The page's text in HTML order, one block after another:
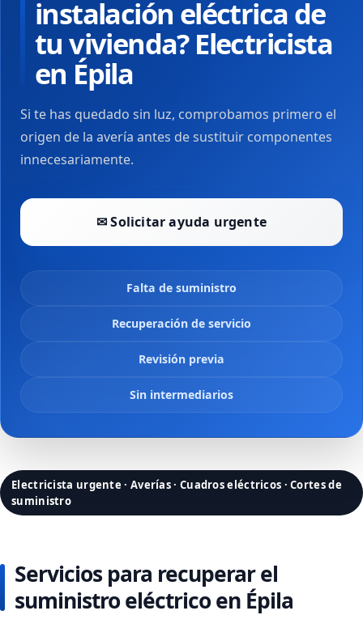
instalación eléctrica de
tu vivienda? Electricista
en Épila
Si te has quedado sin luz, comprobamos primero el
origen de la avería antes de sustituir componentes
innecesariamente.
✉ Solicitar ayuda urgente
Falta de suministro
Recuperación de servicio
Revisión previa
Sin intermediarios
Electricista urgente · Averías · Cuadros eléctricos · Cortes de
suministro
Servicios para recuperar el
suministro eléctrico en Épila